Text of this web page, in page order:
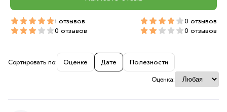
Сортировать по: Оценке Дате Полезности
Оценка:
1 отзывов
0 отзывов
0 отзывов
0 отзывов